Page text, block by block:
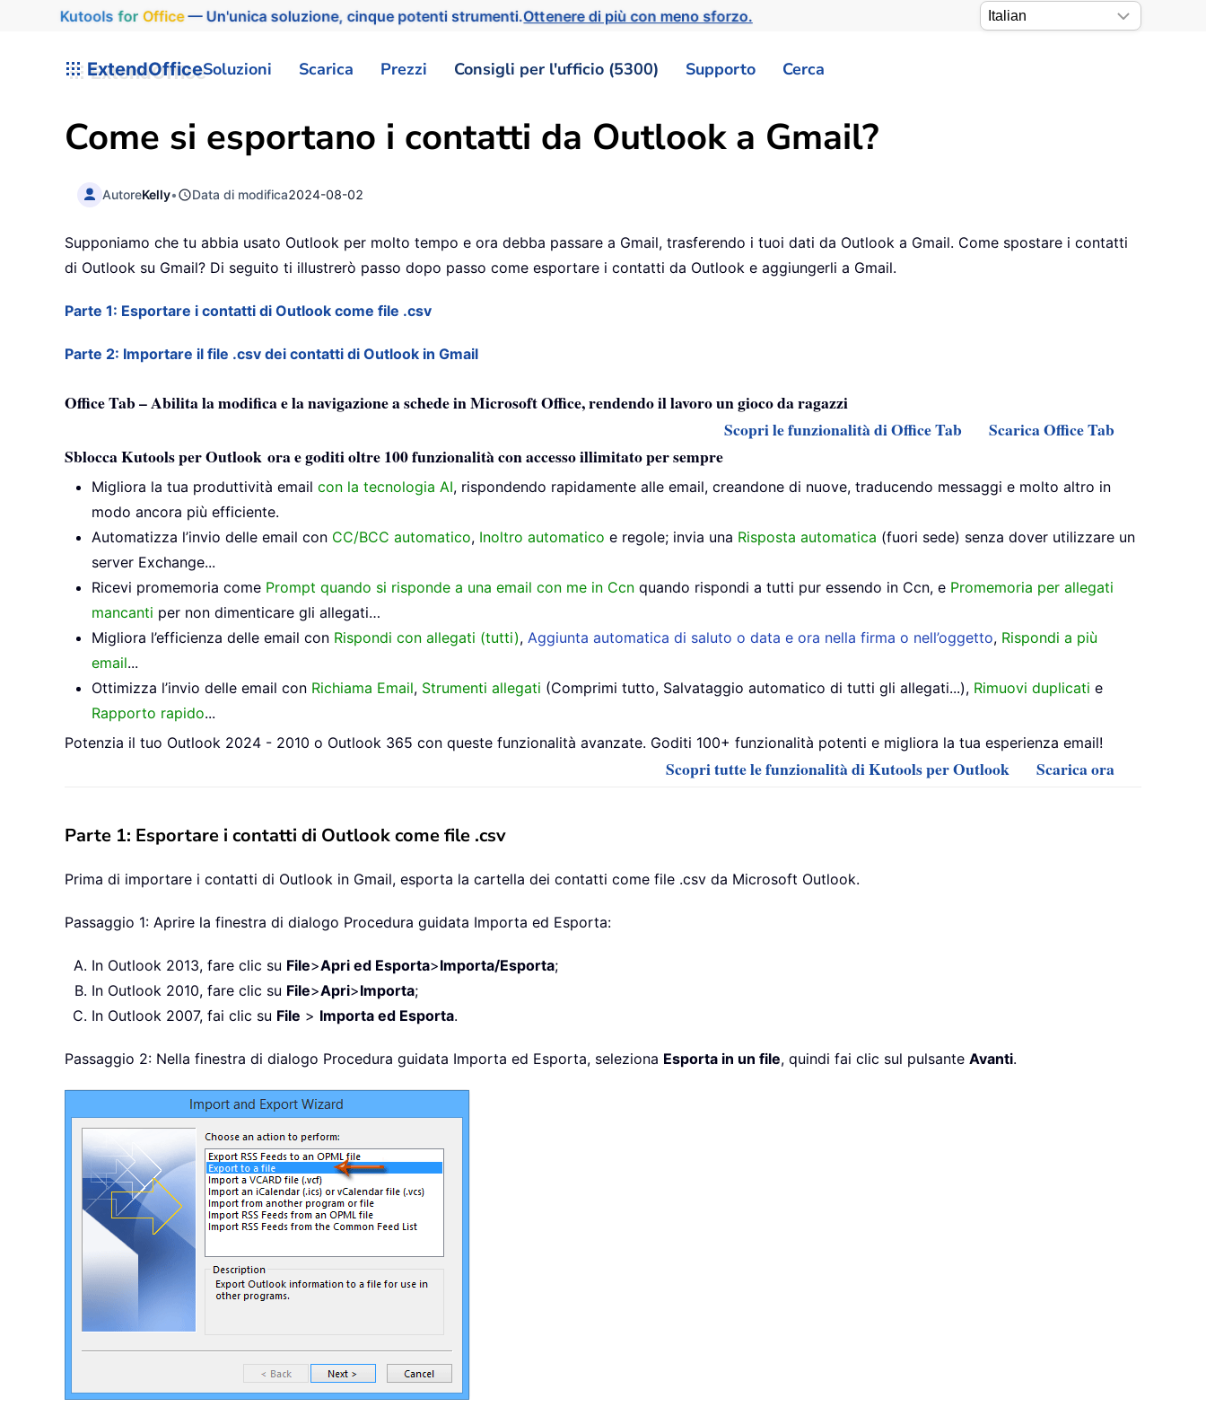
Kutools for Office— Un'unica soluzione, cinque potenti strumenti.Ottenere di più con meno sforzo.
ExtendOfficeSoluzioni Scarica Prezzi Consigli per l'ufficio (5300) Supporto Cerca
Come si esportano i contatti da Outlook a Gmail?
AutoreKelly• Data di modifica2024-08-02
Supponiamo che tu abbia usato Outlook per molto tempo e ora debba passare a Gmail, trasferendo i tuoi dati da Outlook a Gmail. Come spostare i contatti
di Outlook su Gmail? Di seguito ti illustrerò passo dopo passo come esportare i contatti da Outlook e aggiungerli a Gmail.
Parte 1: Esportare i contatti di Outlook come file .csv
Parte 2: Importare il file .csv dei contatti di Outlook in Gmail
Office Tab – Abilita la modifica e la navigazione a schede in Microsoft Office, rendendo il lavoro un gioco da ragazzi
Scopri le funzionalità di Office Tab
Scarica Office Tab
Sblocca Kutools per Outlook ora e goditi oltre 100 funzionalità con accesso illimitato per sempre
Migliora la tua produttività email con la tecnologia AI, rispondendo rapidamente alle email, creandone di nuove, traducendo messaggi e molto altro in
modo ancora più efficiente.
Automatizza l’invio delle email con CC/BCC automatico, Inoltro automatico e regole; invia una Risposta automatica (fuori sede) senza dover utilizzare un
server Exchange...
Ricevi promemoria come Prompt quando si risponde a una email con me in Ccn quando rispondi a tutti pur essendo in Ccn, e Promemoria per allegati
mancanti per non dimenticare gli allegati…
Migliora l’efficienza delle email con Rispondi con allegati (tutti), Aggiunta automatica di saluto o data e ora nella firma o nell’oggetto, Rispondi a più
email...
Ottimizza l’invio delle email con Richiama Email, Strumenti allegati (Comprimi tutto, Salvataggio automatico di tutti gli allegati...), Rimuovi duplicati e
Rapporto rapido...
Potenzia il tuo Outlook 2024 - 2010 o Outlook 365 con queste funzionalità avanzate. Goditi 100+ funzionalità potenti e migliora la tua esperienza email!
Scopri tutte le funzionalità di Kutools per Outlook Scarica ora
Parte 1: Esportare i contatti di Outlook come file .csv
Prima di importare i contatti di Outlook in Gmail, esporta la cartella dei contatti come file .csv da Microsoft Outlook.
Passaggio 1: Aprire la finestra di dialogo Procedura guidata Importa ed Esporta:
In Outlook 2013, fare clic su File>Apri ed Esporta>Importa/Esporta;
In Outlook 2010, fare clic su File>Apri>Importa;
In Outlook 2007, fai clic su File > Importa ed Esporta.
Passaggio 2: Nella finestra di dialogo Procedura guidata Importa ed Esporta, seleziona Esporta in un file, quindi fai clic sul pulsante Avanti.